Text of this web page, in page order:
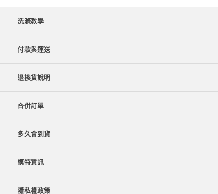
洗滌教學
付款與運送
退換貨說明
合併訂單
多久會到貨
模特資訊
隱私權政策